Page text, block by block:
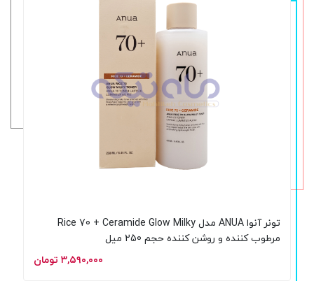
تونر آنوا ANUA مدل Rice 70 + Ceramide Glow Milky
مرطوب کننده و روشن کننده حجم 250 میل
۳,۵۹۰,۰۰۰ تومان